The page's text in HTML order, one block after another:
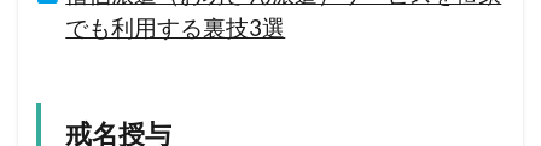
でも利用する裏技3選
戒名授与